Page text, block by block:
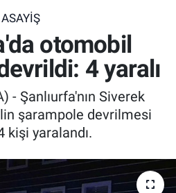
ASAYIŞ
otomobil
4 yaralı
- Şanlıurfa'nın Siverek
şarampole devrilmesi
kişi yaralandı.
ve Fikstür